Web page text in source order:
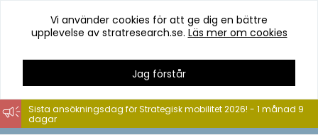
Vi använder cookies för att ge dig en bättre
upplevelse av stratresearch.se. Läs mer om cookies
Jag förstår
Sista ansökningsdag för Strategisk mobilitet 2026! - 1 månad 9
dagar